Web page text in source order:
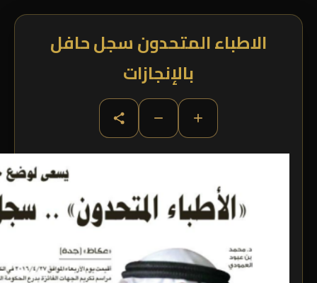
الاطباء المتحدون سجل حافل
بالإنجازات
+
−